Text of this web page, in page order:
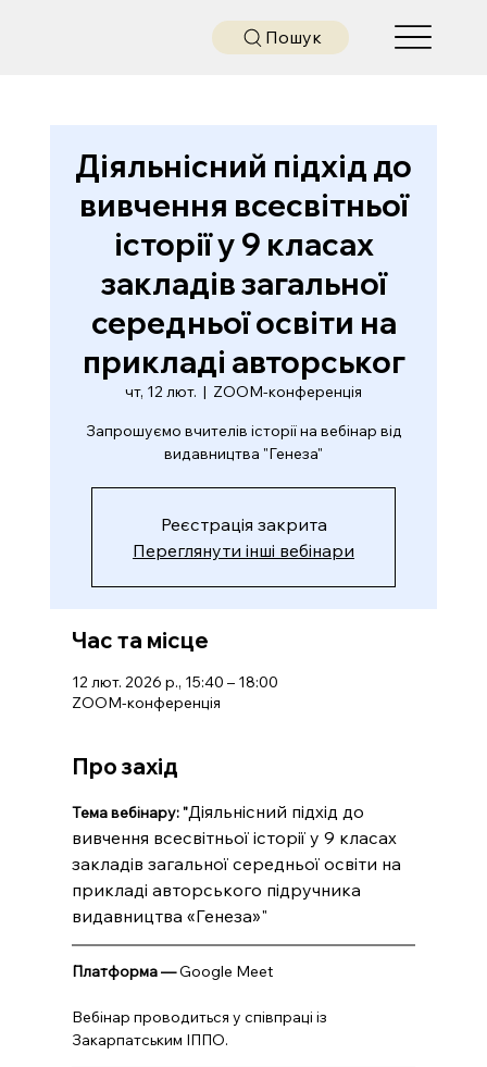
Пошук
Діяльнісний підхід до
вивчення всесвітньої
історії у 9 класах
закладів загальної
середньої освіти на
прикладі авторськог
чт, 12 лют.
  |
ZOOM-конференція
Запрошуємо вчителів історії на вебінар від
видавництва "Генеза"
Реєстрація закрита
Переглянути інші вебінари
Час та місце
12 лют. 2026 р., 15:40 – 18:00
ZOOM-конференція
Про захід
Тема вебінару: "Діяльнісний підхід до
вивчення всесвітньої історії у 9 класах
закладів загальної середньої освіти на
прикладі авторського підручника
видавництва «Генеза»"
Платформа — Google Meet
Вебінар проводиться у співпраці із
Закарпатським ІППО.